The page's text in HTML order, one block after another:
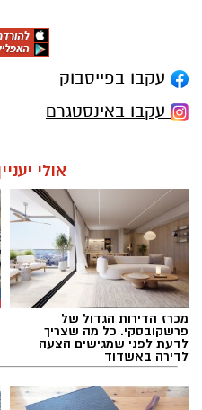
עקבו בפייסבוק
עקבו באינסטגרם
אולי
מכרז הדירות הגדול של
פרשקובסקי. כל מה שצריך
לדעת לפני שמגישים הצעה
לדירה באשדוד